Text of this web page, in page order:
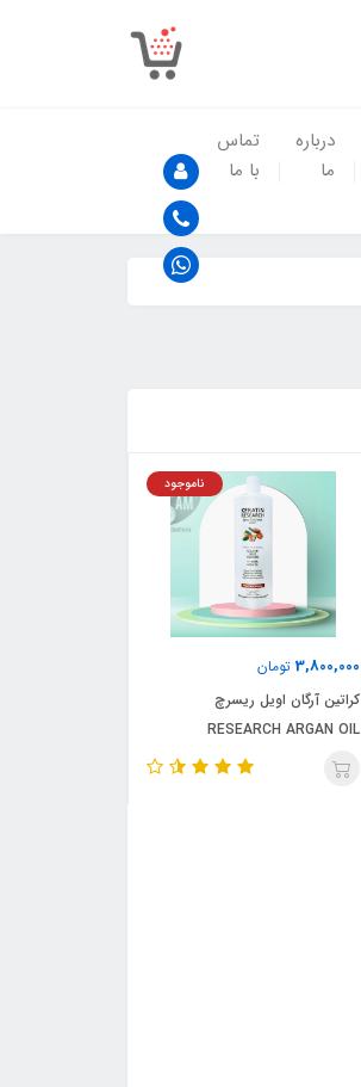
درباره
ما
تماس
با ما
3,800,000 تومان
ناموجود
کراتین آرگان اویل ریسرچ
RESEARCH ARGAN OIL